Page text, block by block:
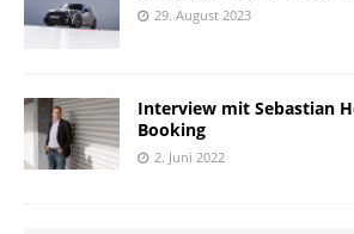
29. August 2023
Interview mit Sebastian
Booking
2. Juni 2022